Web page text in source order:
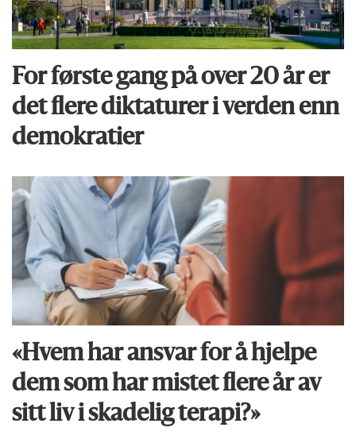
For første gang på over 20 år er
det flere diktaturer i verden enn
demokratier
«Hvem har ansvar for å hjelpe
dem som har mistet flere år av
sitt liv i skadelig terapi?»